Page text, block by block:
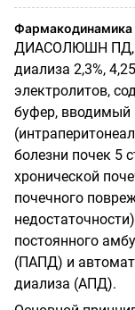
Фармакодинамика
ДИАСОЛЮШН ПД,
диализа 2,3%,
электролитов,
буфер,
болезни почек 5
хронической
почечного
постоянного
(ПАПД) и
диализа (АПД).